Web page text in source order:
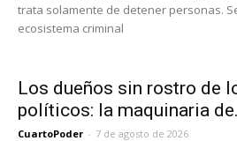
trata solamente de detener personas.
ecosistema criminal
Los dueños sin rostro de
políticos: la maquinaria
CuartoPoder - 7 de agosto de 2026